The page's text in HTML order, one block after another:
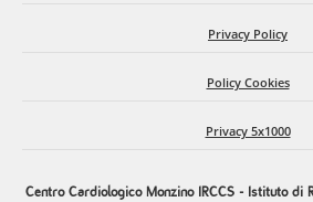
Privacy Policy
Policy Cookies
Privacy 5x1000
Centro Cardiologico Monzino IRCCS - Istituto di